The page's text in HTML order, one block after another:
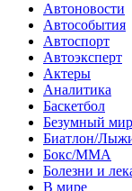
Автоновости
Автособытия
Автоспорт
Автоэксперт
Актеры
Аналитика
Баскетбол
Безумный мир
Биатлон/
Бокс/MMA
Болезни и
В мире